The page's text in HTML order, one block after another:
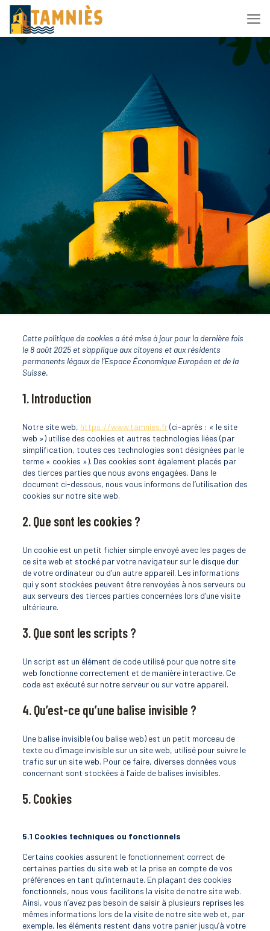
Cette politique de cookies a été mise à jour pour la dernière fois
le 8 août 2025 et s’applique aux citoyens et aux résidents
permanents légaux de l’Espace Économique Européen et de la
Suisse.
1. Introduction
Notre site web, https://www.tamnies.fr(ci-après : « le site
web ») utilise des cookies et autres technologies liées (par
simplification, toutes ces technologies sont désignées par le
terme « cookies »). Des cookies sont également placés par
des tierces parties que nous avons engagées. Dans le
document ci-dessous, nous vous informons de l’utilisation des
cookies sur notre site web.
2. Que sont les cookies ?
Un cookie est un petit fichier simple envoyé avec les pages de
ce site web et stocké par votre navigateur sur le disque dur
de votre ordinateur ou d’un autre appareil. Les informations
qui y sont stockées peuvent être renvoyées à nos serveurs ou
aux serveurs des tierces parties concernées lors d’une visite
ultérieure.
3. Que sont les scripts ?
Un script est un élément de code utilisé pour que notre site
web fonctionne correctement et de manière interactive. Ce
code est exécuté sur notre serveur ou sur votre appareil.
4. Qu’est-ce qu’une balise invisible ?
Une balise invisible (ou balise web) est un petit morceau de
texte ou d’image invisible sur un site web, utilisé pour suivre le
trafic sur un site web. Pour ce faire, diverses données vous
concernant sont stockées à l’aide de balises invisibles.
5. Cookies
5.1 Cookies techniques ou fonctionnels
Certains cookies assurent le fonctionnement correct de
certaines parties du site web et la prise en compte de vos
préférences en tant qu’internaute. En plaçant des cookies
fonctionnels, nous vous facilitons la visite de notre site web.
Ainsi, vous n’avez pas besoin de saisir à plusieurs reprises les
mêmes informations lors de la visite de notre site web et, par
exemple, les éléments restent dans votre panier jusqu’à votre